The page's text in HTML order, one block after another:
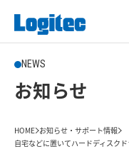
NEWS
お知らせ
HOME お知らせ・サポート情報
自宅などに置いてハードディスク